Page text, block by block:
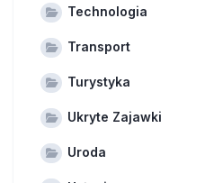
Technologia
Transport
Turystyka
Ukryte Zajawki
Uroda